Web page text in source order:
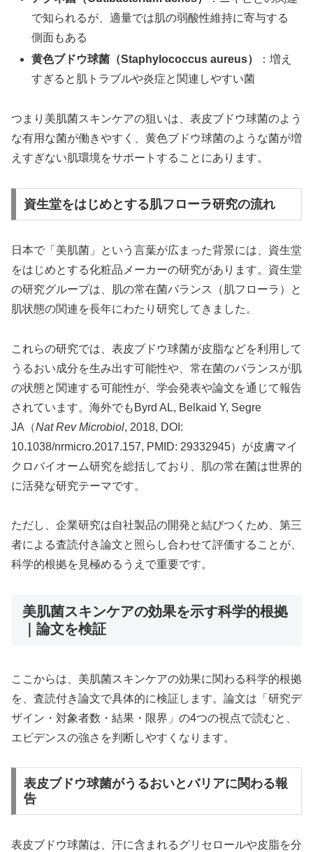
で知られるが、適量では肌の弱酸性維持に寄与する
側面もある
黄色ブドウ球菌（Staphylococcus aureus）
：増え
すぎると肌トラブルや炎症と関連しやすい菌
つまり美肌菌スキンケアの狙いは、表皮ブドウ球菌のよう
な有用な菌が働きやすく、黄色ブドウ球菌のような菌が増
えすぎない肌環境をサポートすることにあります。
資生堂をはじめとする肌フローラ研究の流れ
日本で「美肌菌」という言葉が広まった背景には、資生堂
をはじめとする化粧品メーカーの研究があります。資生堂
の研究グループは、肌の常在菌バランス（肌フローラ）と
肌状態の関連を長年にわたり研究してきました。
これらの研究では、表皮ブドウ球菌が皮脂などを利用して
うるおい成分を生み出す可能性や、常在菌のバランスが肌
の状態と関連する可能性が、学会発表や論文を通じて報告
されています。海外でもByrd AL, Belkaid Y, Segre
JA（Nat Rev Microbiol, 2018, DOI:
10.1038/nrmicro.2017.157, PMID: 29332945）が皮膚マイ
クロバイオーム研究を総括しており、肌の常在菌は世界的
に活発な研究テーマです。
ただし、企業研究は自社製品の開発と結びつくため、第三
者による査読付き論文と照らし合わせて評価することが、
科学的根拠を見極めるうえで重要です。
美肌菌スキンケアの効果を示す科学的根拠
｜論文を検証
ここからは、美肌菌スキンケアの効果に関わる科学的根拠
を、査読付き論文で具体的に検証します。論文は「研究デ
ザイン・対象者数・結果・限界」の4つの視点で読むと、
エビデンスの強さを判断しやすくなります。
表皮ブドウ球菌がうるおいとバリアに関わる報
告
表皮ブドウ球菌は、汗に含まれるグリセロールや皮脂を分